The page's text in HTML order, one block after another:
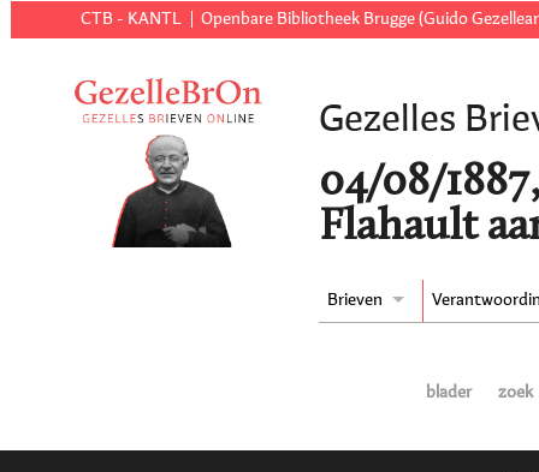
CTB - KANTL Openbare Bibliotheek Brugge (Guido
Gezelles
04/08/
Flahault
Brieven
blader zoek